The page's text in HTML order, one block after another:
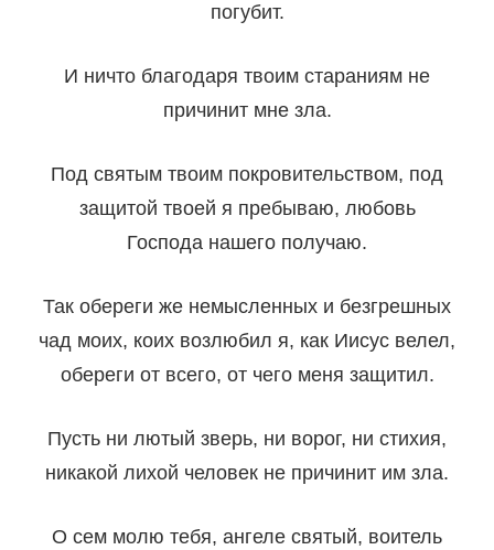
погубит.
И ничто благодаря твоим стараниям не
причинит мне зла.
Под святым твоим покровительством, под
защитой твоей я пребываю, любовь
Господа нашего получаю.
Так обереги же немысленных и безгрешных
чад моих, коих возлюбил я, как Иисус велел,
обереги от всего, от чего меня защитил.
Пусть ни лютый зверь, ни ворог, ни стихия,
никакой лихой человек не причинит им зла.
О сем молю тебя, ангеле святый, воитель